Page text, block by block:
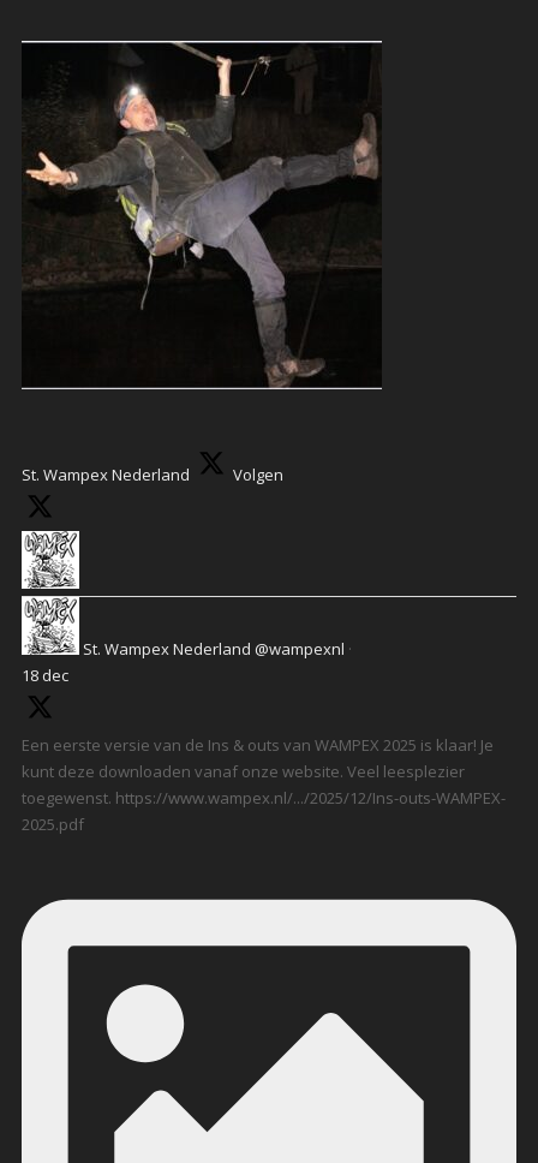
St. Wampex Nederland Volgen
St. Wampex Nederland @wampexnl ·
18 dec
Een eerste versie van de Ins & outs van WAMPEX 2025 is klaar! Je
kunt deze downloaden vanaf onze website. Veel leesplezier
toegewenst. https://www.wampex.nl/.../2025/12/Ins-outs-WAMPEX-
2025.pdf